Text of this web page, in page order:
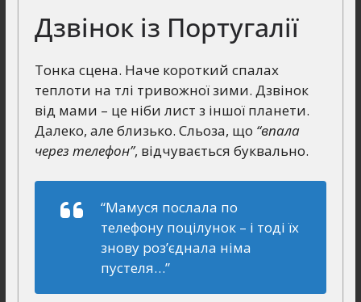
Дзвінок із Португалії
Тонка сцена. Наче короткий спалах
теплоти на тлі тривожної зими. Дзвінок
від мами – це ніби лист з іншої планети.
Далеко, але близько. Сльоза, що “впала
через телефон”, відчувається буквально.
“Мамуся послала по
телефону поцілунок – і тоді їх
знову роз’єднала німа
пустеля…”